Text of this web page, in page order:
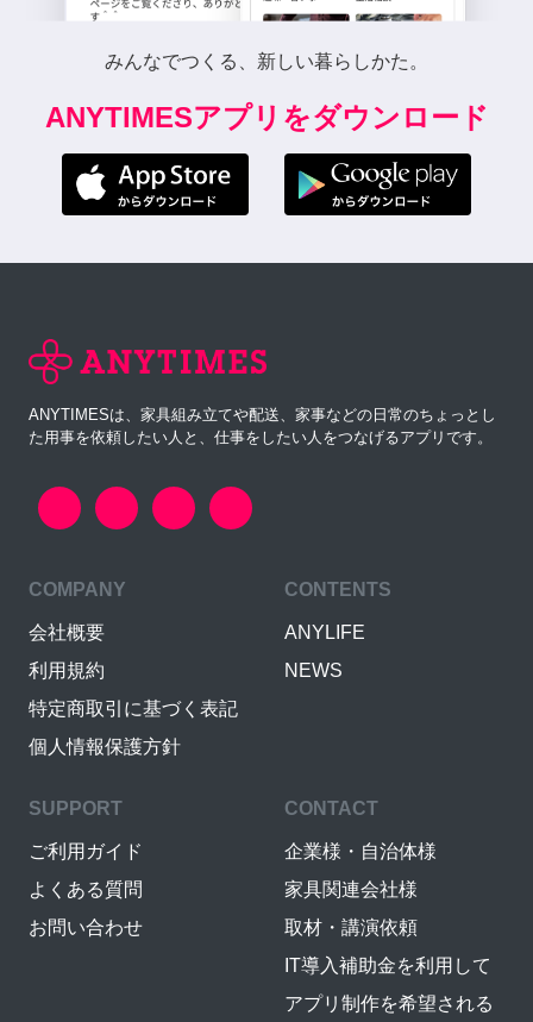
みんなでつくる、新しい暮らしかた。
ANYTIMESアプリをダウンロード
ANYTIMESは、家具組み立てや配送、家事などの日常のちょっとし
た用事を依頼したい人と、仕事をしたい人をつなげるアプリです。
COMPANY
会社概要
利用規約
特定商取引に基づく表記
個人情報保護方針
CONTENTS
ANYLIFE
NEWS
SUPPORT
ご利用ガイド
よくある質問
お問い合わせ
CONTACT
企業様・自治体様
家具関連会社様
取材・講演依頼
IT導入補助金を利用して
アプリ制作を希望される